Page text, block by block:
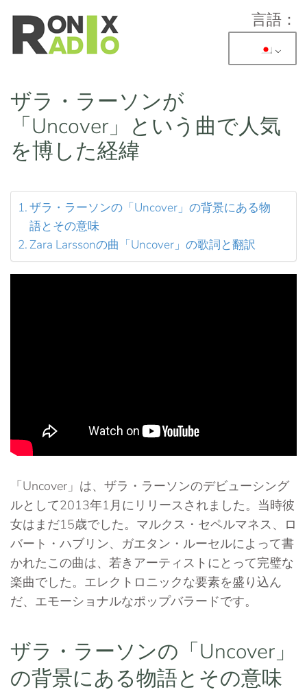
送コンテンツ
言語：
ザラ・ラーソンが
「Uncover」という曲で人気
を博した経緯
ザラ・ラーソンの「Uncover」の背景にある物
語とその意味
Zara Larssonの曲「Uncover」の歌詞と翻訳
「Uncover」は、ザラ・ラーソンのデビューシング
ルとして2013年1月にリリースされました。当時彼
女はまだ15歳でした。マルクス・セペルマネス、ロ
バート・ハブリン、ガエタン・ルーセルによって書
かれたこの曲は、若きアーティストにとって完璧な
楽曲でした。エレクトロニックな要素を盛り込ん
だ、エモーショナルなポップバラードです。
ザラ・ラーソンの「Uncover」
の背景にある物語とその意味